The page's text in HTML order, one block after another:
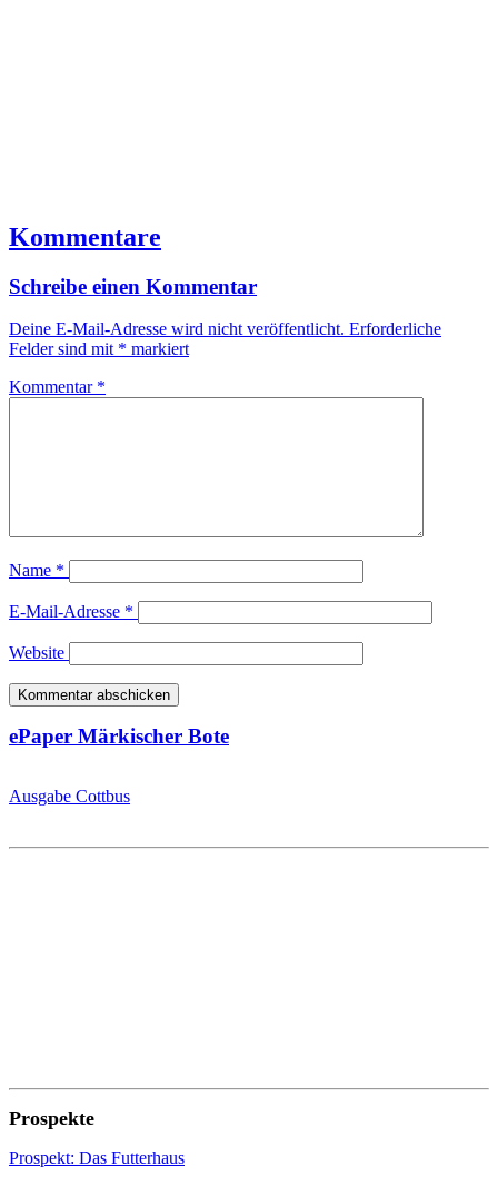
Kommentare
Schreibe einen Kommentar
Deine E-Mail-Adresse wird nicht veröffentlicht. Erforderliche
Felder sind mit * markiert
Kommentar *
Name *
E-Mail-Adresse *
Website
ePaper Märkischer Bote
Ausgabe Cottbus
Prospekte
Prospekt: Das Futterhaus